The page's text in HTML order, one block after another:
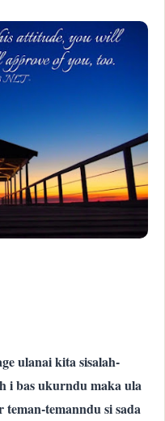
ulanai kita sisalah-
i bas ukurndu maka ula
temanndu si sada